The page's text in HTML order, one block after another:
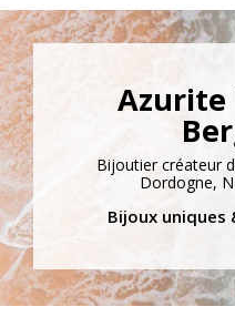
Bijoutier créateur
Dordogne,
Bijoux uniques